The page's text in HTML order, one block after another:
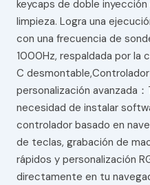
keycaps de doble
limpieza. Logra una
con una frecuencia de
1000Hz, respaldada por la
C
personalización avanzada
necesidad de instalar
controlador basado en
de teclas, grabación de
rápidos y personalización
directamente en tu